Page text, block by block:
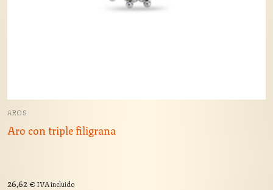
AROS
Aro con triple filigrana
26,62€ IVA incluido